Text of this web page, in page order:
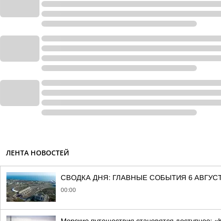
ЛЕНТА НОВОСТЕЙ
СВОДКА ДНЯ: ГЛАВНЫЕ СОБЫТИЯ 6
00:00